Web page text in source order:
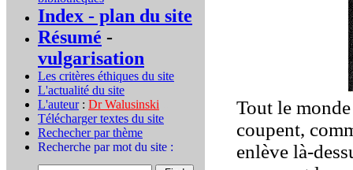
Index - plan du site
Résumé -
vulgarisation
Les critères éthiques du site
L'actualité du site
L'auteur: Dr Walusinski
Télécharger textes du site
Rechecher par thème
Recherche par mot du site :
Tout le
coupent,
enlève là-